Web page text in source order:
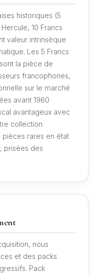
historiques (5
10 Francs
valeur intrinsèque
Les 5 Francs
la pièce de
francophones,
sur le marché
avant 1960
avantageux avec
collection
rares en état
prisées des
nous
et des packs
Pack